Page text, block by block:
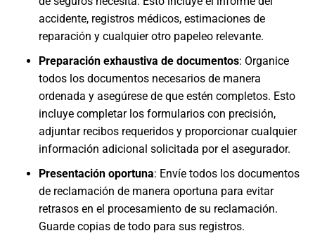
accidente, registros médicos, estimaciones de
reparación y cualquier otro papeleo relevante.
Preparación exhaustiva de documentos: Organice
todos los documentos necesarios de manera
ordenada y asegúrese de que estén completos. Esto
incluye completar los formularios con precisión,
adjuntar recibos requeridos y proporcionar cualquier
información adicional solicitada por el asegurador.
Presentación oportuna: Envíe todos los documentos
de reclamación de manera oportuna para evitar
retrasos en el procesamiento de su reclamación.
Guarde copias de todo para sus registros.